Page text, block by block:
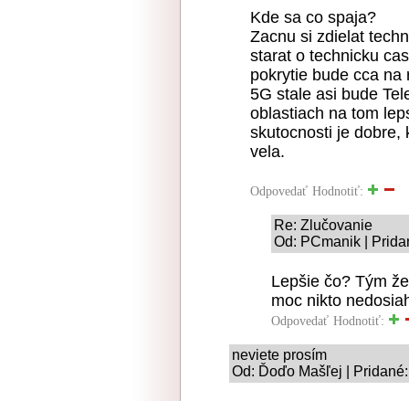
Kde sa co spaja?
Zacnu si zdielat
starat o technicku
pokrytie bude cca na
5G stale asi bude
oblastiach na tom
skutocnosti je dobre,
vela.
Odpovedať Hodnotiť:
Re: Zlučovanie
Od: PCmanik |
Lepšie čo? Tým
moc nikto
Odpovedať Hodnotiť:
neviete prosím
Od: Ďoďo Mašľej |